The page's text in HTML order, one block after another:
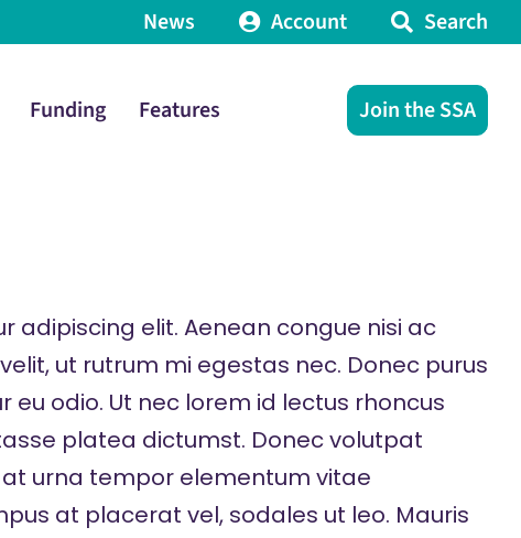
News Account Search
Funding Features Join the SSA
adipiscing elit. Aenean congue nisi ac
ut rutrum mi egestas nec. Donec purus
eu odio. Ut nec lorem id lectus rhoncus
platea dictumst. Donec volutpat
urna tempor elementum vitae
at placerat vel, sodales ut leo. Mauris